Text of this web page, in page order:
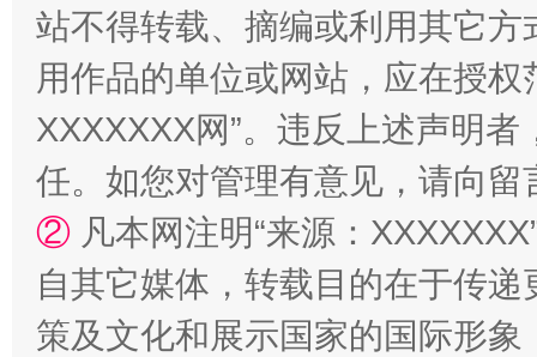
扯下公款旅游的“隐身衣” 如何以
站不得转载、摘编或利用其它
用作品的单位或网站，应在授
XXXXXXX网”。违反上述声明
任。如您对管理有意见，请向
② 凡本网注明“来源：
自其它媒体，转载目的在于传
策及文化和展示国家的国际形